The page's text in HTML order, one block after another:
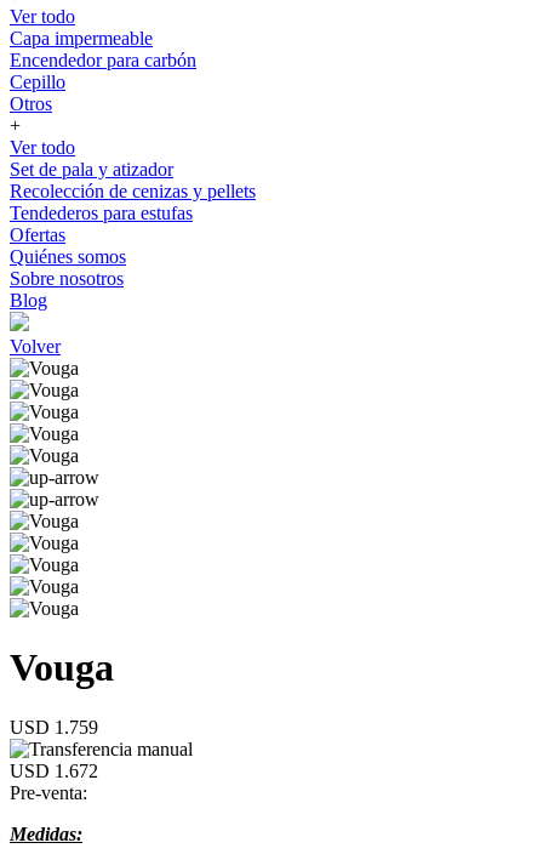
Ver todo
Capa impermeable
Encendedor para carbón
Cepillo
Otros
+
Ver todo
Set de pala y atizador
Recolección de cenizas y pellets
Tendederos para estufas
Ofertas
Quiénes somos
Sobre nosotros
Blog
Volver
Vouga
USD 1.759
USD 1.672
Pre-venta:
Medidas: